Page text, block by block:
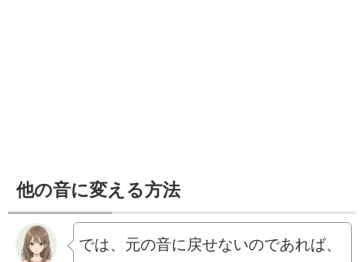
他の音に変える方法
では、元の音に戻せないのであれば、